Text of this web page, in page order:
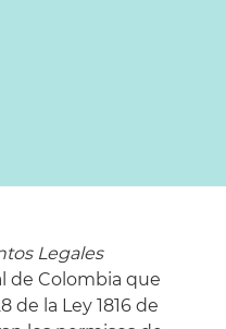
Legales
de Colombia que
la Ley 1816 de